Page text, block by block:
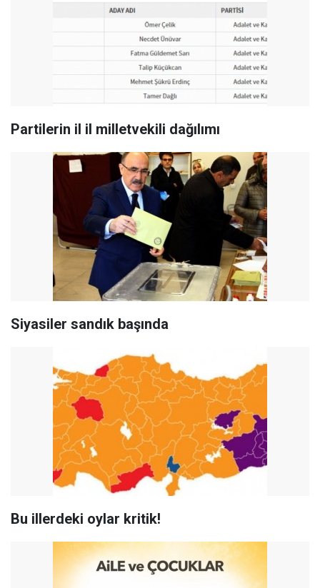
Partilerin il il milletvekili dağılımı
Siyasiler sandık başında
Bu illerdeki oylar kritik!